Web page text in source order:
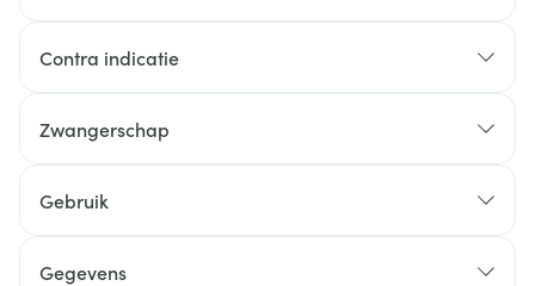
Contra indicatie
Zwangerschap
Gebruik
Gegevens